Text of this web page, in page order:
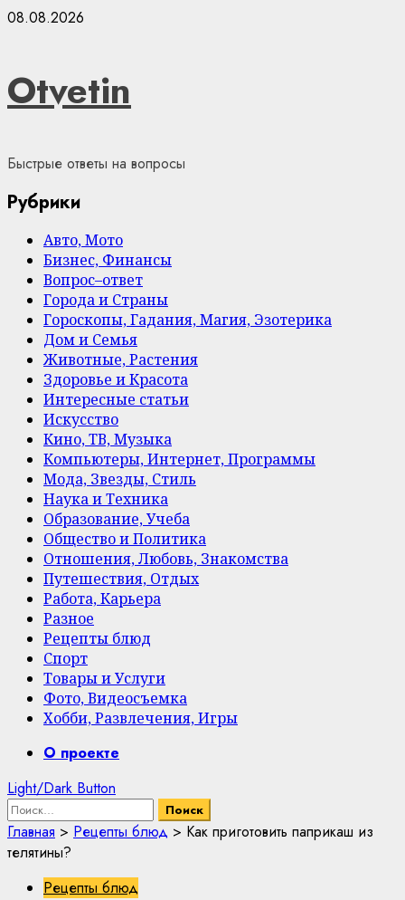
Skip
08.08.2026
Otvetin
Быстрые ответы на вопросы
Рубрики
Авто, Мото
Бизнес, Финансы
Вопрос–ответ
Города и Страны
Гороскопы, Гадания, Магия, Эзотерика
Дом и Семья
Животные, Растения
Здоровье и Красота
Интересные статьи
Искусство
Кино, ТВ, Музыка
Компьютеры, Интернет, Программы
Мода, Звезды, Стиль
Наука и Техника
Образование, Учеба
Общество и Политика
Отношения, Любовь, Знакомства
Путешествия, Отдых
Работа, Карьера
Разное
Рецепты блюд
Спорт
Товары и Услуги
Фото, Видеосъемка
Хобби, Развлечения, Игры
PrimaryО проекте
Light/Dark Button
Найти:
Главная > Рецепты блюд > Как приготовить паприкаш из
телятины?
Рецепты блюд